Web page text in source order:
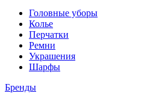
Головные уборы
Колье
Перчатки
Ремни
Украшения
Шарфы
Бренды